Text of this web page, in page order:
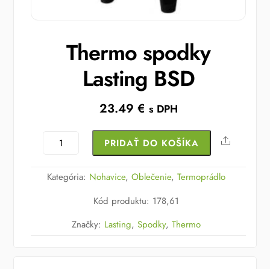
Thermo spodky
Lasting BSD
23.49 € s DPH
množstvo
spodky
PRIDAŤ DO KOŠÍKA Share
Kategória: Nohavice,Oblečenie,Termoprádlo
Kód produktu: 178,61
Značky: Lasting,Spodky,Thermo